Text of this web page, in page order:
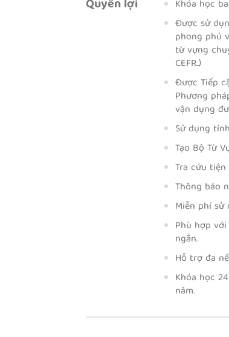
Quyền lợi
Khóa học
Được sử
phong phú
từ vựng
CEFR..)
Được Tiếp
Phương
vận dụng
Sử dụng
Tạo Bộ Từ
Tra cứu
Thông báo
Miễn phí
Phù hợp
ngắn.
Hỗ trợ đa
Khóa học
năm.